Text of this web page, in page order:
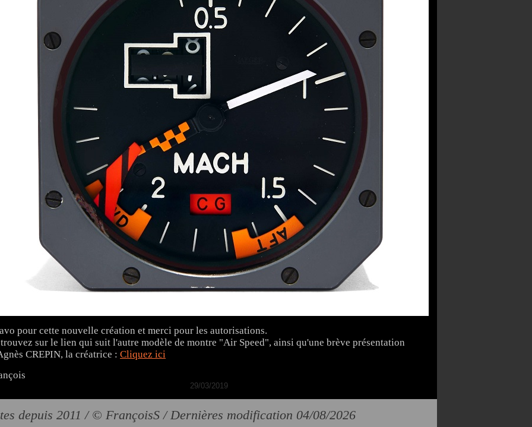
pour cette nouvelle création et merci pour les autorisations.
sur le lien qui suit l'autre modèle de montre "Air Speed", ainsi qu'une brève présentation
CREPIN, la créatrice : Cliquez ici
29/03/2019
depuis 2011 / © FrançoisS / Dernières modification 04/08/2026